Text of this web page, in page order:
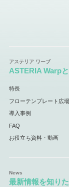
ASTERIA Warp
特長
フローテンプレート広場
導入事例
FAQ
お役立ち資料・動画
最新情報を知り